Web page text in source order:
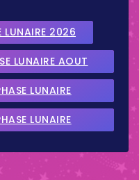
LUNAIRE 2026
LUNAIRE AOUT
LUNAIRE
2026 LUNAIRE